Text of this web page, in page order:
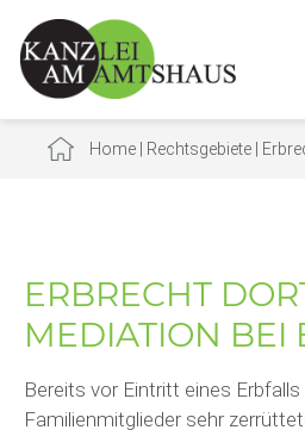
Home Rechtsgebiete
ERBRECHT
MEDIATION BEI
Bereits vor Eintritt eines
Familienmitglieder sehr